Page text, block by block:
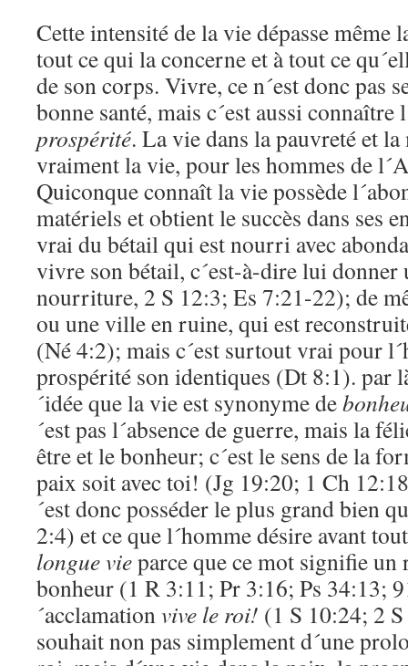
Cette intensité de la vie dépasse même
tout ce qui la concerne et à tout ce
de son corps. Vivre, ce n´est donc pas
bonne santé, mais c´est aussi connaître
prospérité. La vie dans la pauvreté et la
vraiment la vie, pour les hommes de
Quiconque connaît la vie possède
matériels et obtient le succès dans ses
vrai du bétail qui est nourri avec
vivre son bétail, c´est-à-dire lui donner
nourriture, 2 S 12:3; Es 7:21-22); de
ou une ville en ruine, qui est
(Né 4:2); mais c´est surtout vrai pour
prospérité son identiques (Dt 8:1). par
´idée que la vie est synonyme de
´est pas l´absence de guerre, mais la
être et le bonheur; c´est le sens de la
paix soit avec toi! (Jg 19:20; 1 Ch
´est donc posséder le plus grand bien
2:4) et ce que l´homme désire avant
longue vieparce que ce mot signifie un
bonheur (1 R 3:11; Pr 3:16; Ps 34:13;
´acclamationvive le roi! (1 S 10:24; 2
souhait non pas simplement d´une